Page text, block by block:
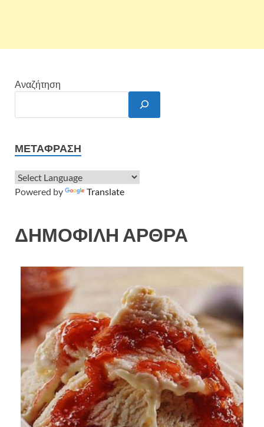
Αναζήτηση
ΜΕΤΆΦΡΑΣΗ
Powered by Translate
ΔΗΜΟΦΙΛΗ ΑΡΘΡΑ